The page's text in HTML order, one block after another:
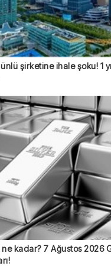
şirketine ihale şoku! 1
ne kadar? 7 Ağustos 2026